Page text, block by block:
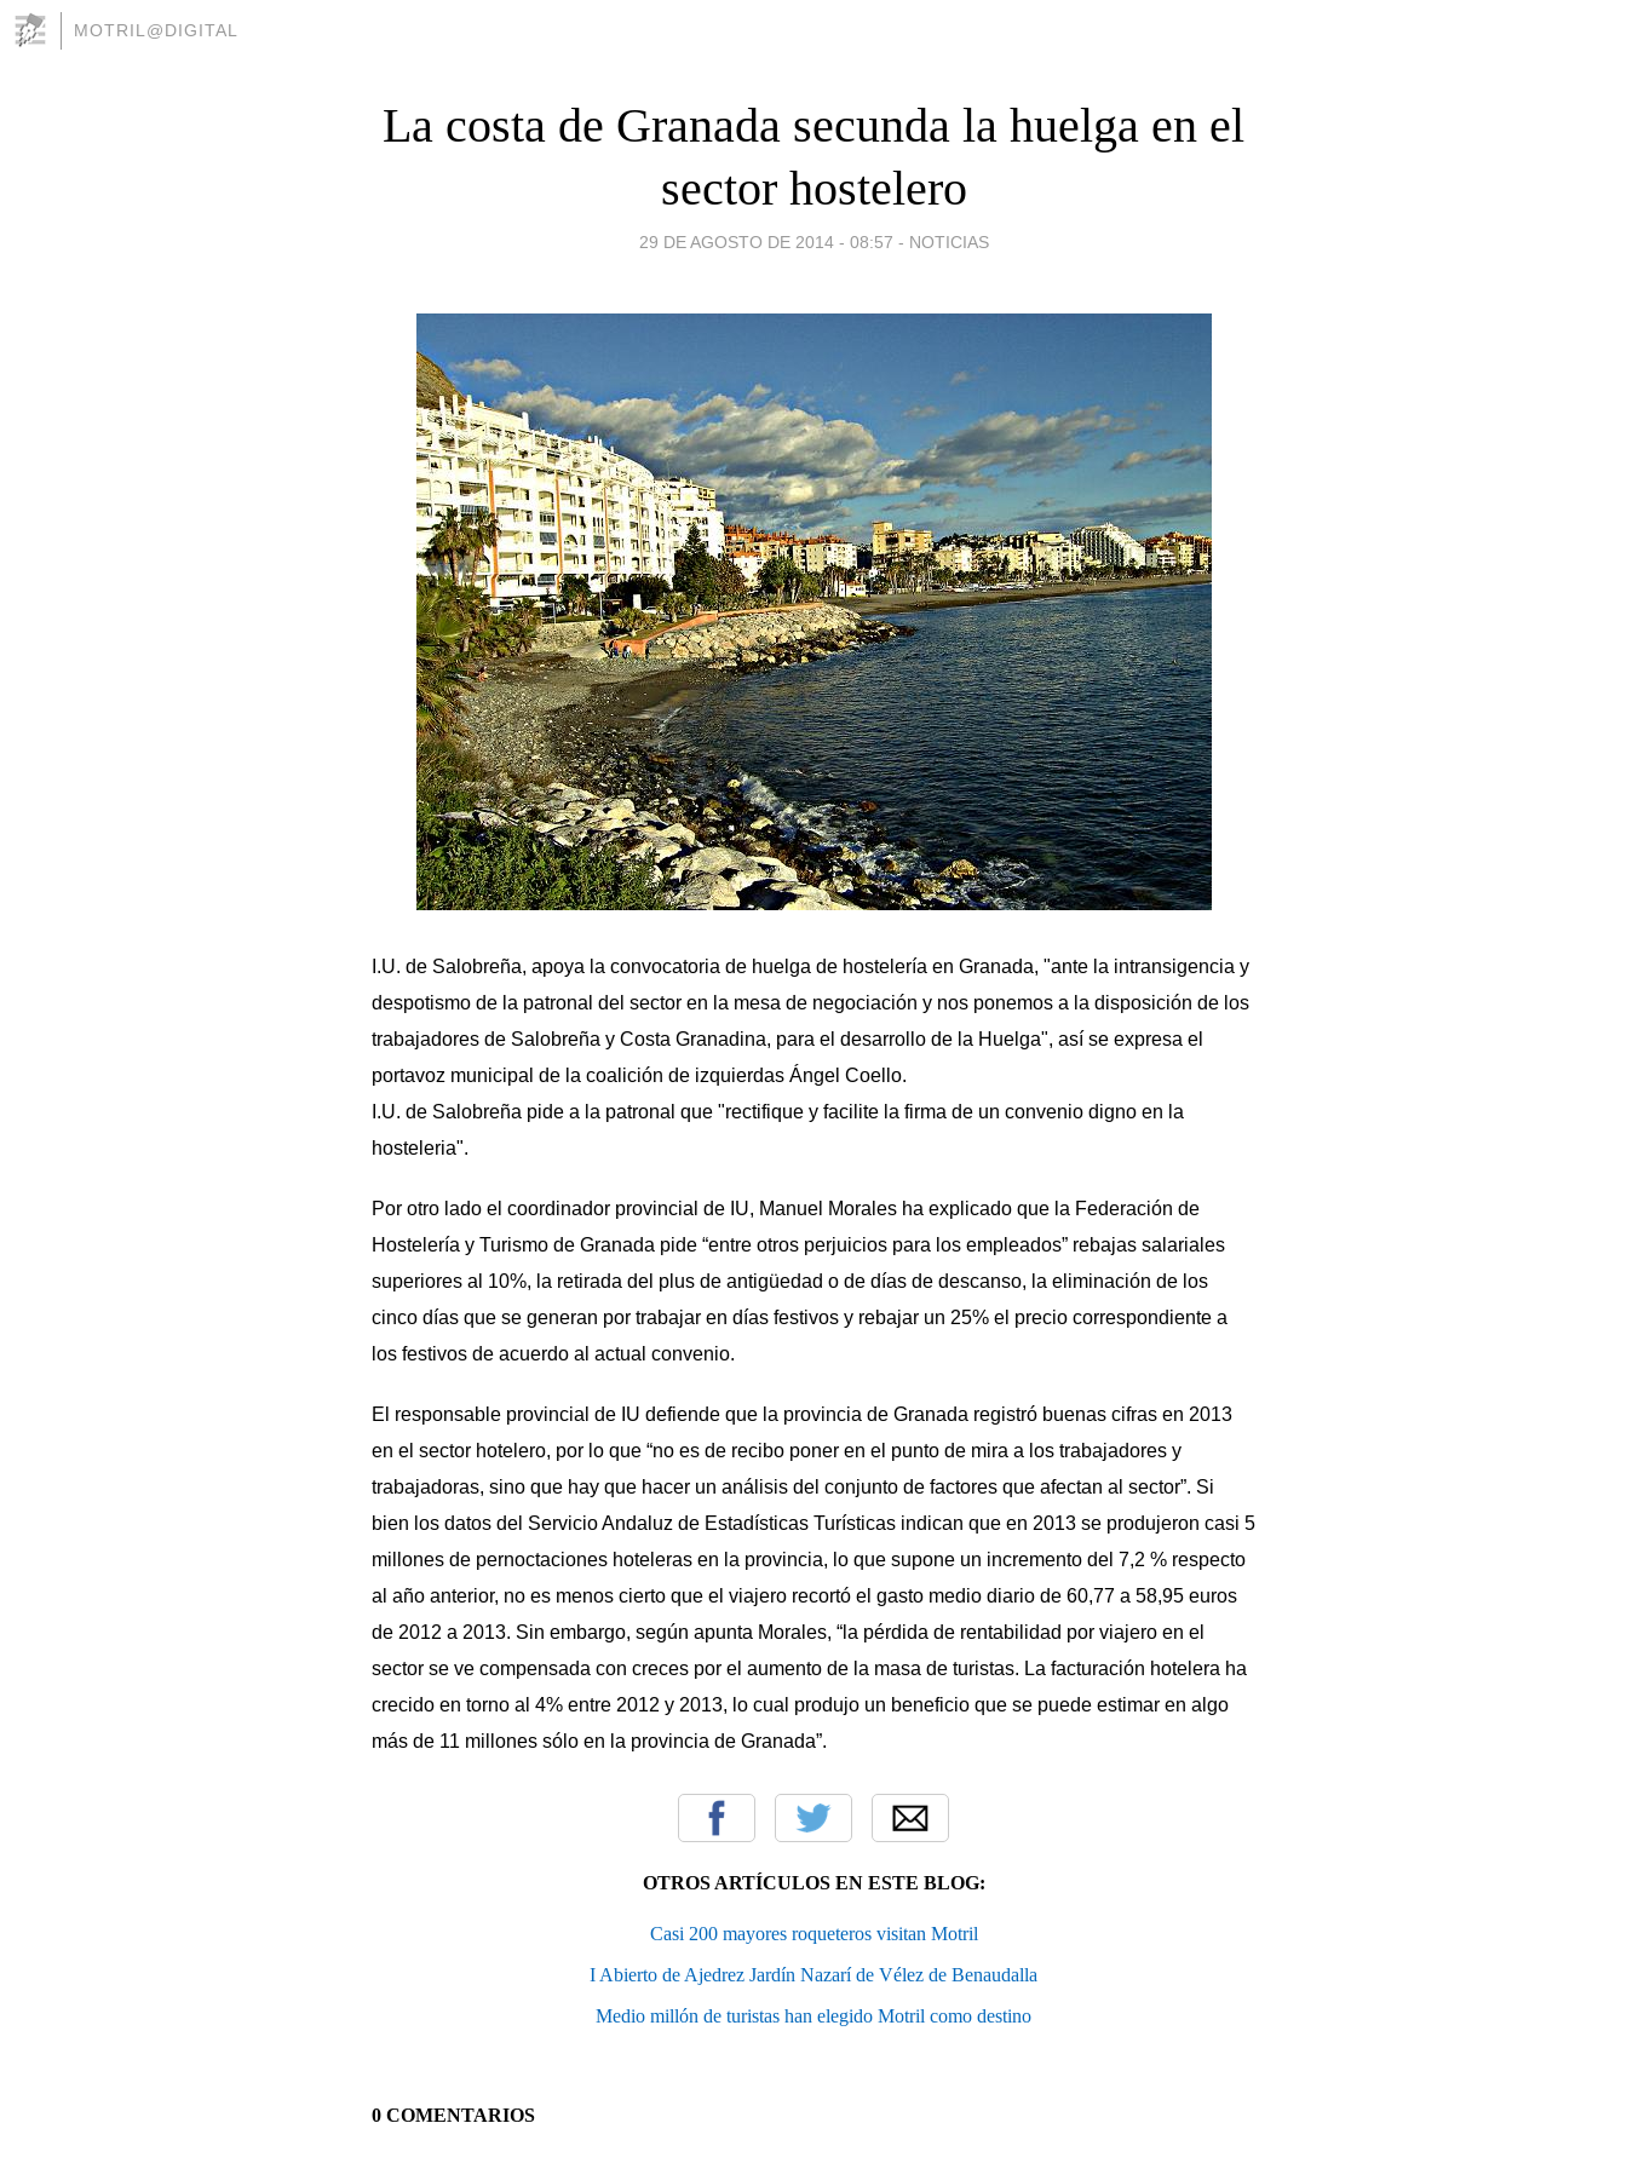
MOTRIL@DIGITAL
La costa de Granada secunda la huelga en el
sector hostelero
29 DE AGOSTO DE 2014 - 08:57 - NOTICIAS
I.U. de Salobreña, apoya la convocatoria de huelga de hostelería en Granada, "ante la intransigencia y
despotismo de la patronal del sector en la mesa de negociación y nos ponemos a la disposición de los
trabajadores de Salobreña y Costa Granadina, para el desarrollo de la Huelga", así se expresa el
portavoz municipal de la coalición de izquierdas Ángel Coello.
I.U. de Salobreña pide a la patronal que "rectifique y facilite la firma de un convenio digno en la
hosteleria".
Por otro lado el coordinador provincial de IU, Manuel Morales ha explicado que la Federación de
Hostelería y Turismo de Granada pide “entre otros perjuicios para los empleados” rebajas salariales
superiores al 10%, la retirada del plus de antigüedad o de días de descanso, la eliminación de los
cinco días que se generan por trabajar en días festivos y rebajar un 25% el precio correspondiente a
los festivos de acuerdo al actual convenio.
El responsable provincial de IU defiende que la provincia de Granada registró buenas cifras en 2013
en el sector hotelero, por lo que “no es de recibo poner en el punto de mira a los trabajadores y
trabajadoras, sino que hay que hacer un análisis del conjunto de factores que afectan al sector”. Si
bien los datos del Servicio Andaluz de Estadísticas Turísticas indican que en 2013 se produjeron casi 5
millones de pernoctaciones hoteleras en la provincia, lo que supone un incremento del 7,2 % respecto
al año anterior, no es menos cierto que el viajero recortó el gasto medio diario de 60,77 a 58,95 euros
de 2012 a 2013. Sin embargo, según apunta Morales, “la pérdida de rentabilidad por viajero en el
sector se ve compensada con creces por el aumento de la masa de turistas. La facturación hotelera ha
crecido en torno al 4% entre 2012 y 2013, lo cual produjo un beneficio que se puede estimar en algo
más de 11 millones sólo en la provincia de Granada”.
OTROS ARTÍCULOS EN ESTE BLOG:
Casi 200 mayores roqueteros visitan Motril
I Abierto de Ajedrez Jardín Nazarí de Vélez de Benaudalla
Medio millón de turistas han elegido Motril como destino
0 COMENTARIOS